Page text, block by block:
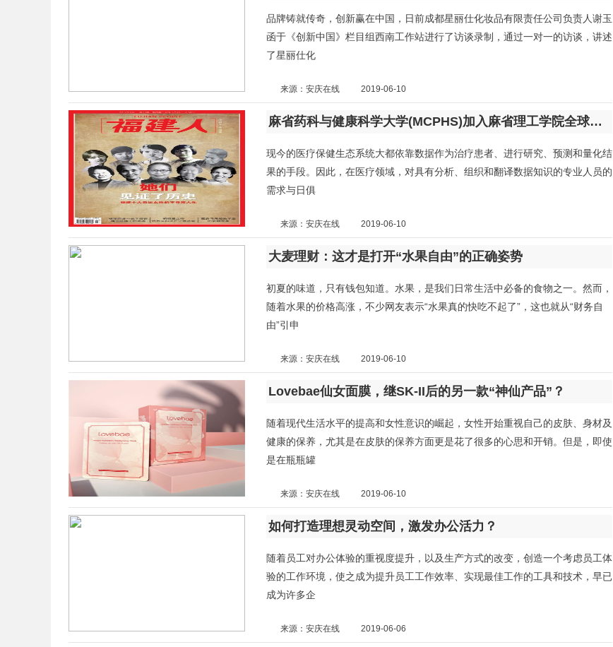
品牌铸就传奇，创新赢在中国，日前成都星丽仕化妆品有限责任公司负责人谢玉
函于《创新中国》栏目组西南工作站进行了访谈录制，通过一对一的访谈，讲述
了星丽仕化
来源：安庆在线 2019-06-10
麻省药科与健康科学大学(MCPHS)加入麻省理工学院全球学分认可项目！
现今的医疗保健生态系统大都依靠数据作为治疗患者、进行研究、预测和量化结
果的手段。因此，在医疗领域，对具有分析、组织和翻译数据知识的专业人员的
需求与日俱
来源：安庆在线 2019-06-10
大麦理财：这才是打开“水果自由”的正确姿势
初夏的味道，只有钱包知道。水果，是我们日常生活中必备的食物之一。然而，
随着水果的价格高涨，不少网友表示“水果真的快吃不起了”，这也就从“财务自
由”引申
来源：安庆在线 2019-06-10
Lovebae仙女面膜，继SK-II后的另一款“神仙产品”？
随着现代生活水平的提高和女性意识的崛起，女性开始重视自己的皮肤、身材及
健康的保养，尤其是在皮肤的保养方面更是花了很多的心思和开销。但是，即使
是在瓶瓶罐
来源：安庆在线 2019-06-10
如何打造理想灵动空间，激发办公活力？
随着员工对办公体验的重视度提升，以及生产方式的改变，创造一个考虑员工体
验的工作环境，使之成为提升员工工作效率、实现最佳工作的工具和技术，早已
成为许多企
来源：安庆在线 2019-06-06